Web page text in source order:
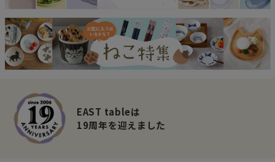
EAST tableは
19周年を迎えました